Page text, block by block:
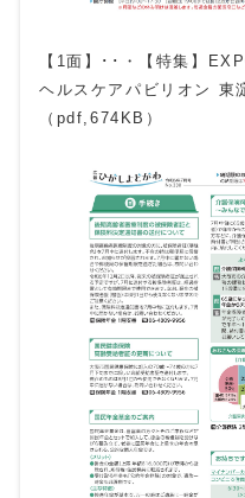
【1面】･･・【特集】
ヘルスケアパビリオン 東
（pdf,674KB）